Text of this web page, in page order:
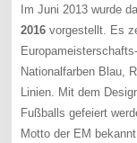
Im Juni 2013 wurde
2016 vorgestellt. Es
Nationalfarben Blau,
Linien. Mit dem
Fußballs gefeiert
Motto der EM